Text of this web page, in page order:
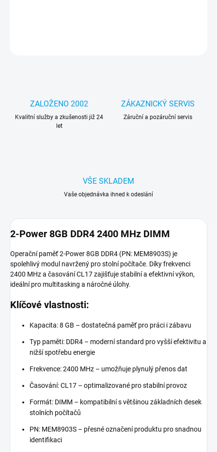
ZALOŽENO 2002
Kvalitní služby a zkušenosti již 24
let
ZÁKAZNICKÝ SERVIS
Záruční a pozáruční servis
VŠE SKLADEM
Vaše objednávka ihned k odeslání
2-Power 8GB DDR4 2400 MHz DIMM
Operační paměť 2-Power 8GB DDR4 (PN: MEM8903S) je
spolehlivý modul navržený pro stolní počítače. Díky frekvenci
2400 MHz a časování CL17 zajišťuje stabilní a efektivní výkon,
ideální pro multitasking a náročné úlohy.
Klíčové vlastnosti:
Kapacita: 8 GB – dostatečná paměť pro práci i zábavu
Typ paměti: DDR4 – moderní standard pro vyšší efektivitu a
nižší spotřebu energie
Frekvence: 2400 MHz – umožňuje plynulý přenos dat
Časování: CL17 – optimalizované pro stabilní provoz
Formát: DIMM – kompatibilní s většinou základních desek
stolních počítačů
PN: MEM8903S – přesné označení produktu pro snadnou
identifikaci